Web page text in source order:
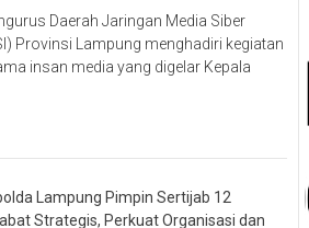
Daerah Jaringan Media Siber
Provinsi Lampung menghadiri kegiatan
insan media yang digelar Kepala
Lampung Pimpin Sertijab 12
Strategis, Perkuat Organisasi dan